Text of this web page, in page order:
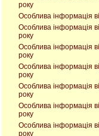
року
Особлива інформація
Особлива інформація
року
Особлива інформація
року
Особлива інформація
року
Особлива інформація
року
Особлива інформація
року
Особлива інформація
року